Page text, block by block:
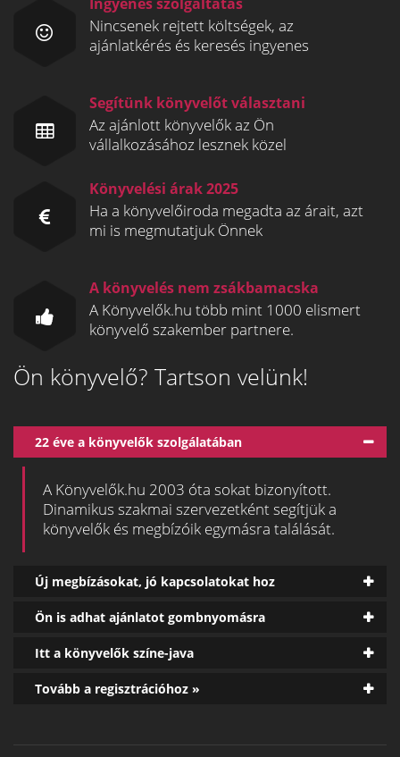
Nincsenek rejtett költségek, az
ajánlatkérés és keresés ingyenes
Segítünk könyvelőt választani
Az ajánlott könyvelők az Ön
vállalkozásához lesznek közel
Könyvelési árak 2025
Ha a könyvelőiroda megadta az árait, azt
mi is megmutatjuk Önnek
A könyvelés nem zsákbamacska
A Könyvelők.hu több mint 1000 elismert
könyvelő szakember partnere.
Ön könyvelő? Tartson velünk!
22 éve a könyvelők szolgálatában
A Könyvelők.hu 2003 óta sokat bizonyított.
Dinamikus szakmai szervezetként segítjük a
könyvelők és megbízóik egymásra találását.
Új megbízásokat, jó kapcsolatokat hoz
Ön is adhat ajánlatot gombnyomásra
Itt a könyvelők színe-java
Tovább a regisztrációhoz »